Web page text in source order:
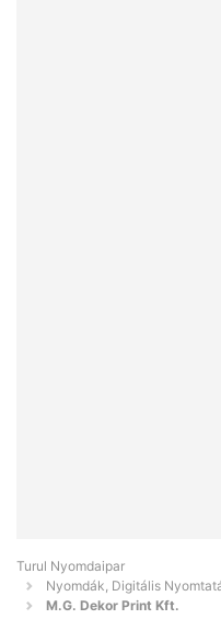
Turul Nyomdaipar
Nyomdák, Digitális
M.G. Dekor Print Kft.